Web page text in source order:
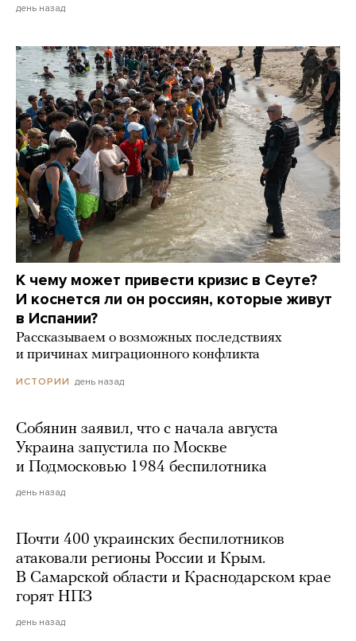
день назад
К чему может привести кризис в Сеуте?
И коснется ли он россиян, которые живут
в Испании?
Рассказываем о возможных последствиях
и причинах миграционного конфликта
ИСТОРИИ день назад
Собянин заявил, что с начала августа
Украина запустила по Москве
и Подмосковью 1984 беспилотника
день назад
Почти 400 украинских беспилотников
атаковали регионы России и Крым.
В Самарской области и Краснодарском крае
горят НПЗ
день назад